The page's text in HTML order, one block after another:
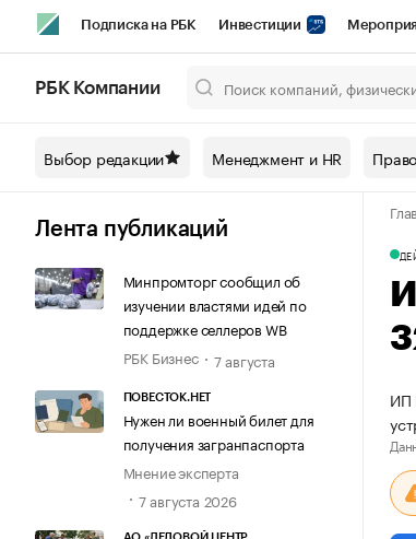
Подписка на РБК Инвестиции
Спецпроекты СПб Конференции СПб
Технологии и медиа Рынок
РБК Компании
Выбор редакции Менеджмент и HR
Лента публикаций
Минпромторг сообщил об
изучении властями идей по
поддержке селлеров WB
РБК Бизнес
7 августа
ПОВЕСТОК.НЕТ
Нужен ли военный билет для
получения загранпаспорта
Мнение эксперта
7 августа 2026
ИП